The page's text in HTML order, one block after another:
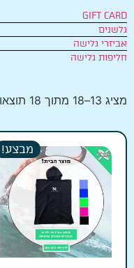
GIFT CARD
גלשנים
אביזרי גלישה
חליפות גלישה
מציג 13–18 מתוך 18 תוצאות
מבצע!